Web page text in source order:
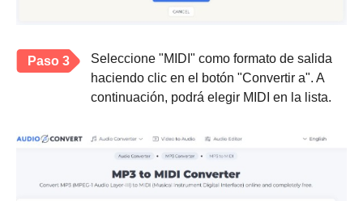
Paso 3
Seleccione "MIDI" como formato de salida
haciendo clic en el botón "Convertir a". A
continuación, podrá elegir MIDI en la lista.